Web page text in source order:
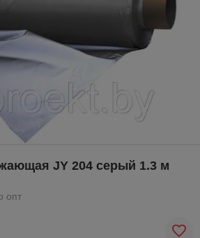
JY 204 серый 1.3 м
опт